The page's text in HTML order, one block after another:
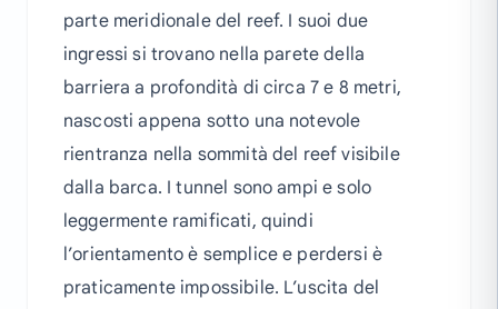
parte meridionale del reef. I suoi due
ingressi si trovano nella parete della
barriera a profondità di circa 7 e 8 metri,
nascosti appena sotto una notevole
rientranza nella sommità del reef visibile
dalla barca. I tunnel sono ampi e solo
leggermente ramificati, quindi
l’orientamento è semplice e perdersi è
praticamente impossibile. L’uscita del